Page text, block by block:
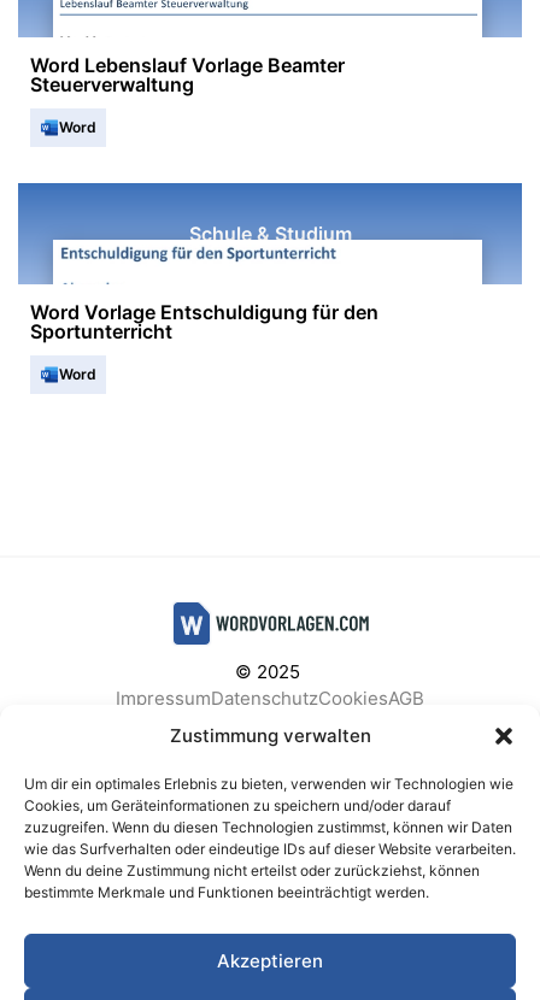
Zustimmung verwalten
Um dir ein optimales Erlebnis zu bieten, verwenden wir Technologien wie
Cookies, um Geräteinformationen zu speichern und/oder darauf
zuzugreifen. Wenn du diesen Technologien zustimmst, können wir Daten
wie das Surfverhalten oder eindeutige IDs auf dieser Website verarbeiten.
Wenn du deine Zustimmung nicht erteilst oder zurückziehst, können
bestimmte Merkmale und Funktionen beeinträchtigt werden.
Akzeptieren
Word Lebenslauf Vorlage Beamter
Steuerverwaltung
Word
Schule & Studium
Word Vorlage Entschuldigung für den
Sportunterricht
Word
© 2025
ImpressumDatenschutzCookiesAGB
Facebook
Instagram
BELIEBTE KATEGORIEN
Berichte & Analysen Business
Einkauf & Beschaffung
Gesundheit & Vorsorge